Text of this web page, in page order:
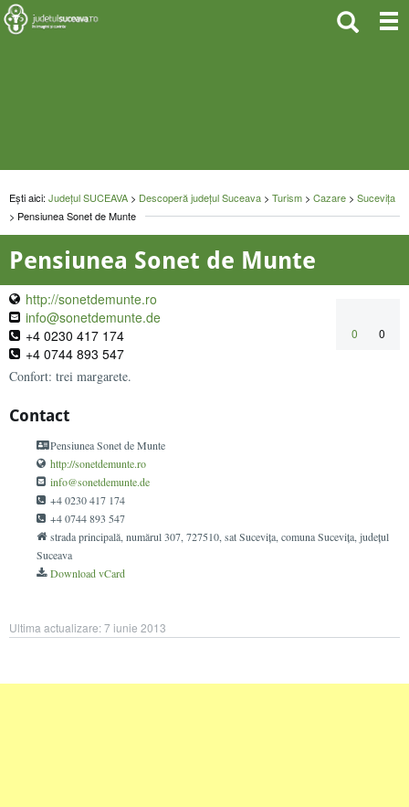
Ești aici: Județul SUCEAVA > Descoperă județul Suceava > Turism > Cazare > Sucevița
> Pensiunea Sonet de Munte
Pensiunea Sonet de Munte
http://sonetdemunte.ro
info@sonetdemunte.de
+4 0230 417 174
+4 0744 893 547
0 0
Confort: trei margarete.
Contact
Pensiunea Sonet de Munte
http://sonetdemunte.ro
info@sonetdemunte.de
+4 0230 417 174
+4 0744 893 547
strada principală, numărul 307 , 727510 , sat Sucevița, comuna Sucevița, județul
Suceava
Download vCard
Ultima actualizare:7 iunie 2013